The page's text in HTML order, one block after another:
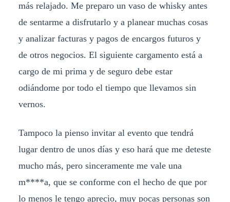
más relajado. Me preparo un vaso de whisky antes
de sentarme a disfrutarlo y a planear muchas cosas
y analizar facturas y pagos de encargos futuros y
de otros negocios. El siguiente cargamento está a
cargo de mi prima y de seguro debe estar
odiándome por todo el tiempo que llevamos sin
vernos.
Tampoco la pienso invitar al evento que tendrá
lugar dentro de unos días y eso hará que me deteste
mucho más, pero sinceramente me vale una
m****a, que se conforme con el hecho de que por
lo menos le tengo aprecio, muy pocas personas son